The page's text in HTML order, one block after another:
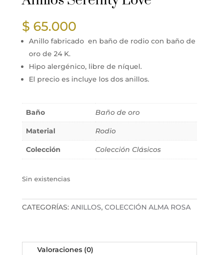
$ 65.000
Anillo fabricado en baño de rodio con baño de
oro de 24 K.
Hipo alergénico, libre de níquel.
El precio es incluye los dos anillos.
Baño Baño de oro
Material Rodio
Colección Colección Clásicos
Sin existencias
CATEGORÍAS: ANILLOS, COLECCIÓN ALMA ROSA
Valoraciones (0)